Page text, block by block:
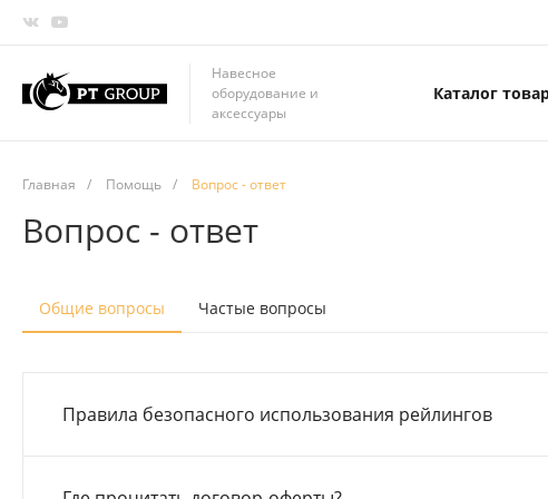
Навесное
оборудование и
аксессуары
Каталог
Главная / Помощь / Вопрос - ответ
Вопрос - ответ
Общие вопросы Частые вопросы
Правила безопасного использования рейлингов